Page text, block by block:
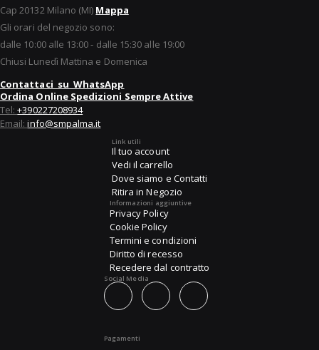
Cap 20132 Milano (MI) Mappa
Gli orari del negozio sono:
dalle 10:00 alle 13:00 - dalle 15:30 alle 19:00
Chiusi Lunedì Mattina e Domenica
Contattaci su WhatsApp
Ordina Online Spedizioni Sempre Attive
Tel:+390227208934
Email:info@smpalma.it
Link utili
Il tuo account
Vedi il carrello
Dove siamo e Contatti
Ritira in Negozio
Informazioni aggiuntive
Privacy Policy
Cookie Policy
Termini e condizioni
Diritto di recesso
Recedere dal contratto
Social Media
Pagamenti